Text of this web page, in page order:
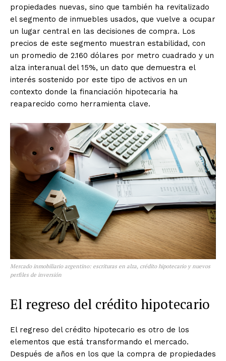
propiedades nuevas, sino que también ha revitalizado
el segmento de inmuebles usados, que vuelve a ocupar
un lugar central en las decisiones de compra. Los
precios de este segmento muestran estabilidad, con
un promedio de 2.160 dólares por metro cuadrado y un
alza interanual del 15%, un dato que demuestra el
interés sostenido por este tipo de activos en un
contexto donde la financiación hipotecaria ha
reaparecido como herramienta clave.
Mercado inmobiliario argentino: escrituras en alza, crédito hipotecario y nuevos
perfiles de inversión
El regreso del crédito hipotecario
El regreso del crédito hipotecario es otro de los
elementos que está transformando el mercado.
Después de años en los que la compra de propiedades